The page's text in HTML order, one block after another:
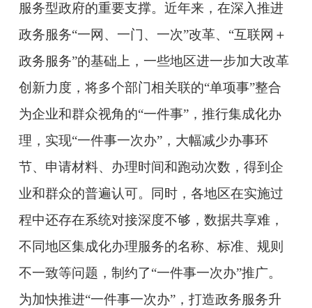
服务型政府的重要支撑。近年来，在深入推进
政务服务“一网、一门、一次”改革、“互联网＋
政务服务”的基础上，一些地区进一步加大改革
创新力度，将多个部门相关联的“单项事”整合
为企业和群众视角的“一件事”，推行集成化办
理，实现“一件事一次办”，大幅减少办事环
节、申请材料、办理时间和跑动次数，得到企
业和群众的普遍认可。同时，各地区在实施过
程中还存在系统对接深度不够，数据共享难，
不同地区集成化办理服务的名称、标准、规则
不一致等问题，制约了“一件事一次办”推广。
为加快推进“一件事一次办”，打造政务服务升